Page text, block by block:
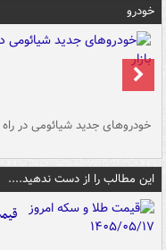
خودرو
خودروهای جدید شیائومی در راه
این مطالب را از دست ندهید....